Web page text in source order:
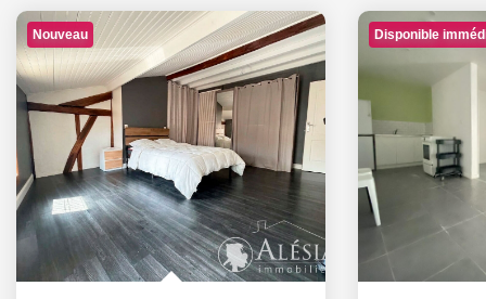
Nouveau Disponible